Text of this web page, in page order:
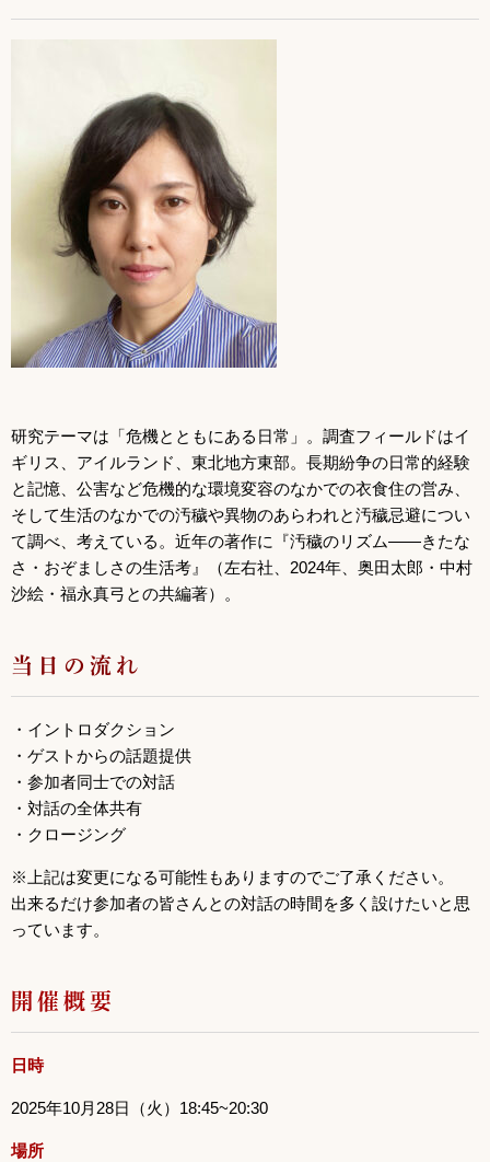
研究テーマは「危機とともにある日常」。調査フィールドはイ
ギリス、アイルランド、東北地方東部。長期紛争の日常的経験
と記憶、公害など危機的な環境変容のなかでの衣食住の営み、
そして生活のなかでの汚穢や異物のあらわれと汚穢忌避につい
て調べ、考えている。近年の著作に『汚穢のリズム——きたな
さ・おぞましさの生活考』（左右社、2024年、奥田太郎・中村
沙絵・福永真弓との共編著）。
当日の流れ
・イントロダクション
・ゲストからの話題提供
・参加者同士での対話
・対話の全体共有
・クロージング
※上記は変更になる可能性もありますのでご了承ください。
出来るだけ参加者の皆さんとの対話の時間を多く設けたいと思
っています。
開催概要
日時
2025年10月28日（火）18:45~20:30
場所